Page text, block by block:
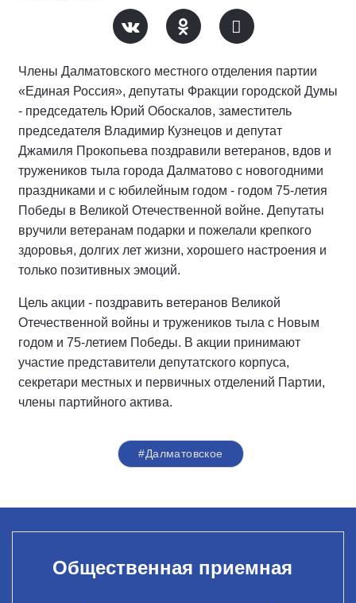
Члены Далматовского местного отделения партии
«Единая Россия», депутаты Фракции городской Думы
- председатель Юрий Обоскалов, заместитель
председателя Владимир Кузнецов и депутат
Джамиля Прокопьева поздравили ветеранов, вдов и
тружеников тыла города Далматово с новогодними
праздниками и с юбилейным годом - годом 75-летия
Победы в Великой Отечественной войне. Депутаты
вручили ветеранам подарки и пожелали крепкого
здоровья, долгих лет жизни, хорошего настроения и
только позитивных эмоций.
Цель акции - поздравить ветеранов Великой
Отечественной войны и тружеников тыла с Новым
годом и 75-летием Победы. В акции принимают
участие представители депутатского корпуса,
секретари местных и первичных отделений Партии,
члены партийного актива.
#Далматовское
Общественная приемная